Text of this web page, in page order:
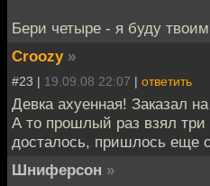
Бери четыре - я буду
Croozy »
#23 | 19.09.08 22:07 | ответить
Девка ахуенная! Заказал
А то прошлый раз взял три
досталось, пришлось еще
Шниферсон »